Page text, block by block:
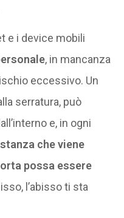
e i device mobili
, in mancanza
eccessivo. Un
serratura, può
e, in ogni
che viene
possa essere
l’abisso ti sta